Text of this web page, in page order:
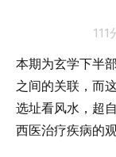
111
本期为玄学下半
之间的关联，而
选址看风水，超
西医治疗疾病的